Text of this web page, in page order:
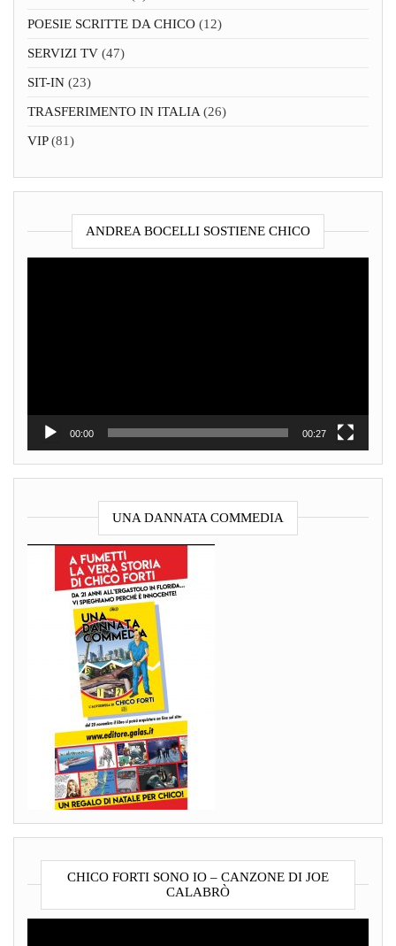
POESIE SCRITTE DA CHICO (12)
SERVIZI TV (47)
SIT-IN (23)
TRASFERIMENTO IN ITALIA(26)
VIP(81)
ANDREA BOCELLI SOSTIENE CHICO
00:00 00:27
UNA DANNATA COMMEDIA
CHICO FORTI SONO IO – CANZONE DI JOE
CALABRÒ